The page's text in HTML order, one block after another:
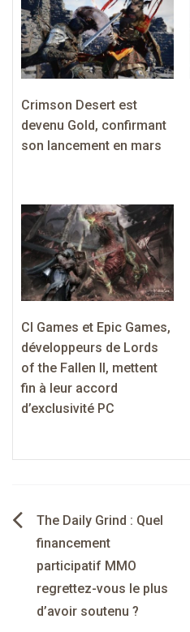
Crimson Desert est
devenu Gold, confirmant
son lancement en mars
CI Games et Epic Games,
développeurs de Lords
of the Fallen II, mettent
fin à leur accord
d’exclusivité PC
Navigation
de
l’article
The Daily Grind : Quel
financement
participatif MMO
regrettez-vous le plus
d’avoir soutenu ?